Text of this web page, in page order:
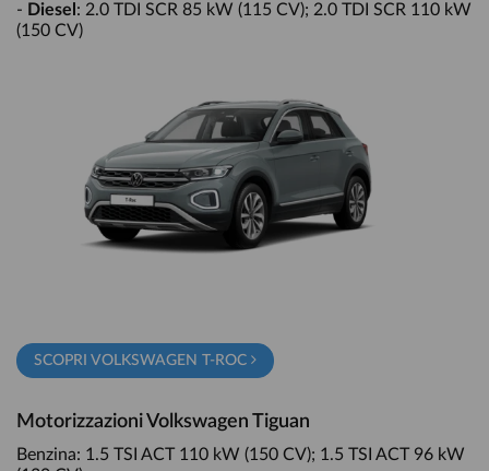
- Diesel : 2.0 TDI SCR 85 kW (115 CV); 2.0 TDI SCR 110 kW
(150 CV)
SCOPRI VOLKSWAGEN T-ROC
Motorizzazioni Volkswagen Tiguan
Benzina: 1.5 TSI ACT 110 kW (150 CV); 1.5 TSI ACT 96 kW